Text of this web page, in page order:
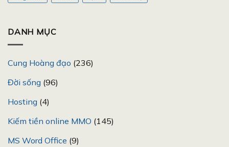
DANH MỤC
Cung Hoàng đạo (236)
Đời sống (96)
Hosting (4)
Kiếm tiền online MMO (145)
MS Word Office (9)